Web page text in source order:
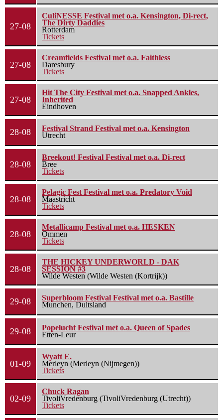
27-08
CuliNESSE Festival met o.a. Kensington, Di-rect,
The Dirty Daddies
Rotterdam
Tickets
27-08
Creamfields Festival met o.a. Faithless
Daresbury
Tickets
27-08
Hit The City Festival met o.a. Snapped Ankles,
Inherited
Eindhoven
28-08
Festival Strand Festival met o.a. Kensington
Utrecht
28-08
Breekout! Festival Festival met o.a. Di-rect
Bree
Tickets
28-08
Pelagic Fest Festival met o.a. Predatory Void
Maastricht
Tickets
28-08
Metallicamp Festival met o.a. HESKEN
Ommen
Tickets
28-08
THE HICKEY UNDERWORLD - DAK
SESSION #3
Wilde Westen (Wilde Westen (Kortrijk))
29-08
Superbloom Festival Festival met o.a. Bastille
Munchen, Duitsland
29-08
Popelucht Festival met o.a. Queen of Spades
Etten-Leur
01-09
Wyatt E.
Merleyn (Merleyn (Nijmegen))
Tickets
02-09
Chuck Ragan
TivoliVredenburg (TivoliVredenburg (Utrecht))
Tickets